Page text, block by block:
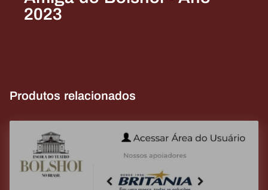
2023
Produtos relacionados